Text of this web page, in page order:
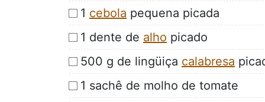
1 cebola pequena picada
1 dente de alho picado
500 g de lingüiça calabresa
1 sachê de molho de tomate